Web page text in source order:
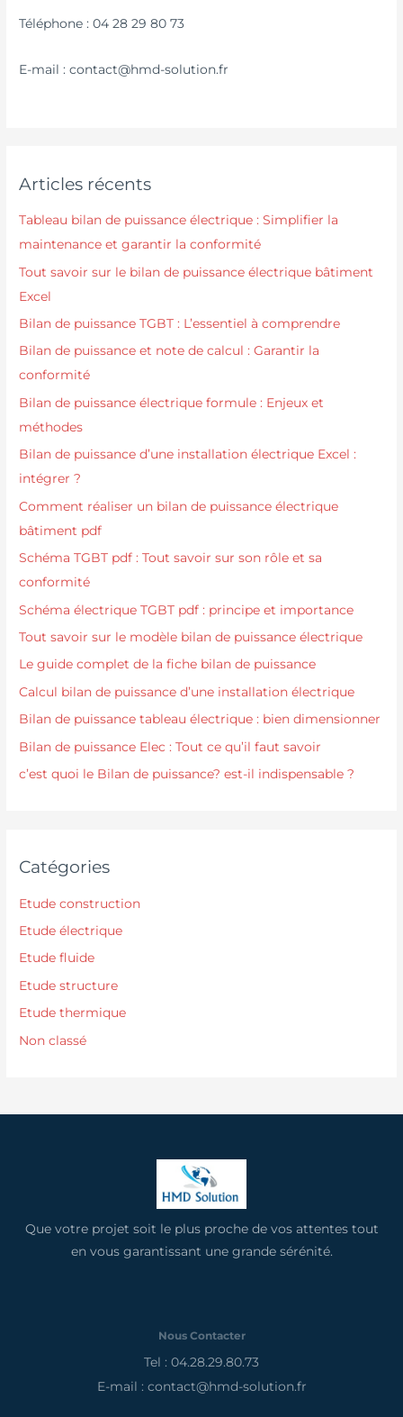
Téléphone : 04 28 29 80 73
E-mail : contact@hmd-solution.fr
Articles récents
Tableau bilan de puissance électrique : Simplifier la
maintenance et garantir la conformité
Tout savoir sur le bilan de puissance électrique bâtiment
Excel
Bilan de puissance TGBT : L’essentiel à comprendre
Bilan de puissance et note de calcul : Garantir la
conformité
Bilan de puissance électrique formule : Enjeux et
méthodes
Bilan de puissance d’une installation électrique Excel :
intégrer ?
Comment réaliser un bilan de puissance électrique
bâtiment pdf
Schéma TGBT pdf : Tout savoir sur son rôle et sa
conformité
Schéma électrique TGBT pdf : principe et importance
Tout savoir sur le modèle bilan de puissance électrique
Le guide complet de la fiche bilan de puissance
Calcul bilan de puissance d’une installation électrique
Bilan de puissance tableau électrique : bien dimensionner
Bilan de puissance Elec : Tout ce qu’il faut savoir
c’est quoi le Bilan de puissance? est-il indispensable ?
Catégories
Etude construction
Etude électrique
Etude fluide
Etude structure
Etude thermique
Non classé
Que votre projet soit le plus proche de vos attentes tout
en vous garantissant une grande sérénité.
Nous Contacter
Tel : 04.28.29.80.73
E-mail : contact@hmd-solution.fr